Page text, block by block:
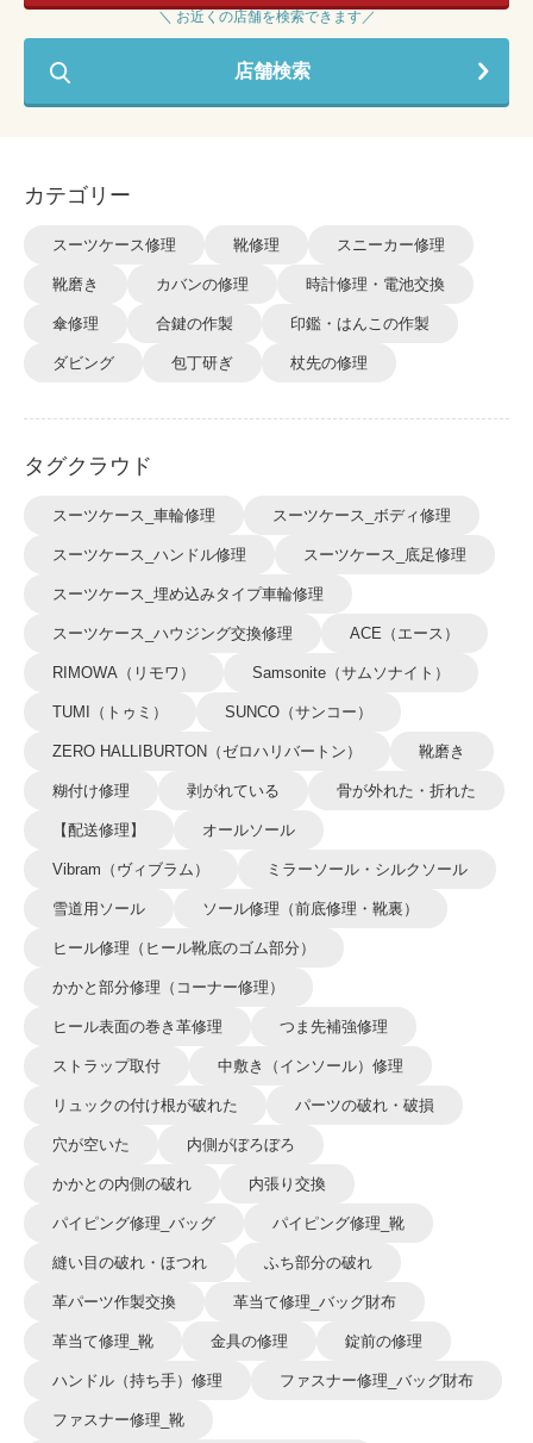
＼ お近くの店舗を検索できます／
店舗検索
カテゴリー
スーツケース修理 靴修理 スニーカー修理
靴磨き カバンの修理 時計修理・電池交換
傘修理 合鍵の作製 印鑑・はんこの作製
ダビング 包丁研ぎ 杖先の修理
タグクラウド
スーツケース_車輪修理 スーツケース_ボディ修理
スーツケース_ハンドル修理 スーツケース_底足修理
スーツケース_埋め込みタイプ車輪修理
スーツケース_ハウジング交換修理 ACE（エース）
RIMOWA（リモワ） Samsonite（サムソナイト）
TUMI（トゥミ） SUNCO（サンコー）
ZERO HALLIBURTON（ゼロハリバートン） 靴磨き
糊付け修理 剥がれている 骨が外れた・折れた
【配送修理】 オールソール
Vibram（ヴィブラム） ミラーソール・シルクソール
雪道用ソール ソール修理（前底修理・靴裏）
ヒール修理（ヒール靴底のゴム部分）
かかと部分修理（コーナー修理）
ヒール表面の巻き革修理 つま先補強修理
ストラップ取付 中敷き（インソール）修理
リュックの付け根が破れた パーツの破れ・破損
穴が空いた 内側がぼろぼろ
かかとの内側の破れ 内張り交換
パイピング修理_バッグ パイピング修理_靴
縫い目の破れ・ほつれ ふち部分の破れ
革パーツ作製交換 革当て修理_バッグ財布
革当て修理_靴 金具の修理 錠前の修理
ハンドル（持ち手）修理 ファスナー修理_バッグ財布
ファスナー修理_靴